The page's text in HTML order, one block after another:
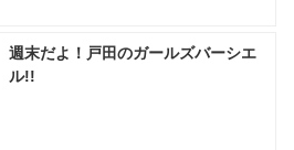
週末だよ！戸田のガールズバーシエ
ル!!